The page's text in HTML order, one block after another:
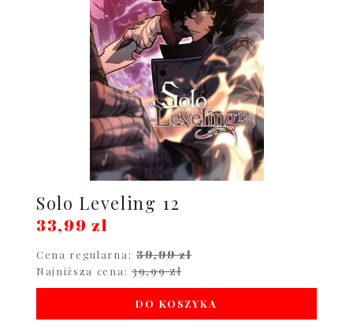
Solo Leveling 12
33,99 zł
Cena regularna: 39,99 zł
Najniższa cena: 39,99 zł
DO KOSZYKA